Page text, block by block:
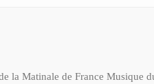
la Matinale de France Musique